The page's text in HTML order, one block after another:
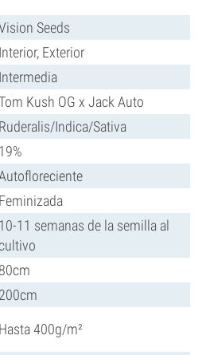
Seeds
Interior, Exterior
Intermedia
Kush OG x Jack Auto
Ruderalis/Indica/Sativa
19%
Feminizada
10-11 semanas de la semilla al
80cm
200cm
Hasta 400g/m²